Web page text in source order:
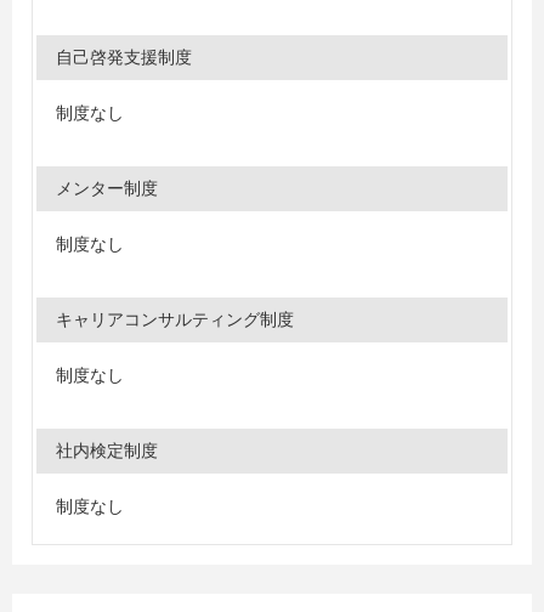
自己啓発支援制度
制度なし
メンター制度
制度なし
キャリアコンサルティング制度
制度なし
社内検定制度
制度なし